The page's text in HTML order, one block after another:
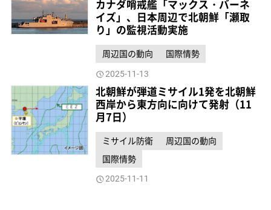
カナダ哨戒艦「マックス・バーネ
イズ」、日本周辺で北朝鮮「瀬取
り」の監視活動実施
周辺国の動向 国際情勢
2025-11-13
北朝鮮が弾道ミサイル1発を北朝鮮
西岸から東方向に向けて発射（11
月7日）
ミサイル防衛
周辺国の動向
国際情勢
2025-11-11